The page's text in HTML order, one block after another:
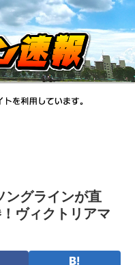
ングラインが直
ヴィクトリアマ